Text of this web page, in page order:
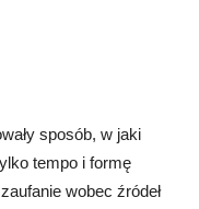
sposób, w jaki
tempo i formę
wobec źródeł